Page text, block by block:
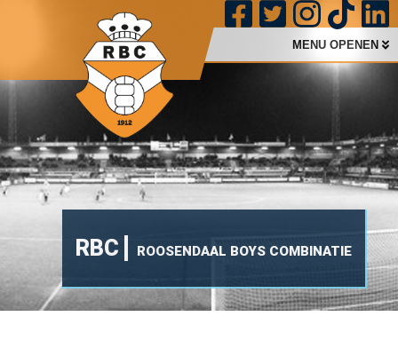
RBC ROOSENDAAL BOYS COMBINATIE
MENU OPENEN